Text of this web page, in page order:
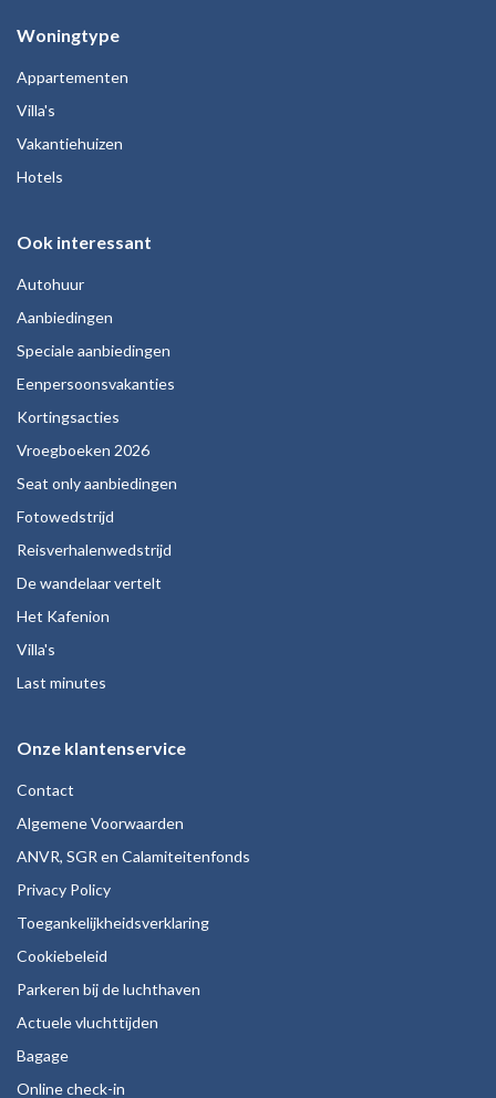
Woningtype
Appartementen
Villa's
Vakantiehuizen
Hotels
Ook interessant
Autohuur
Aanbiedingen
Speciale aanbiedingen
Eenpersoonsvakanties
Kortingsacties
Vroegboeken 2026
Seat only aanbiedingen
Fotowedstrijd
Reisverhalenwedstrijd
De wandelaar vertelt
Het Kafenion
Villa's
Last minutes
Onze klantenservice
Contact
Algemene Voorwaarden
ANVR, SGR en Calamiteitenfonds
Privacy Policy
Toegankelijkheidsverklaring
Cookiebeleid
Parkeren bij de luchthaven
Actuele vluchttijden
Bagage
Online check-in